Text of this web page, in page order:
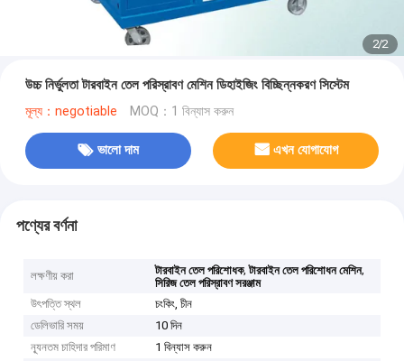
2/2
উচ্চ নির্ভুলতা টারবাইন তেল পরিস্রাবণ মেশিন ডিহাইজিং বিচ্ছিন্নকরণ সিস্টেম
মূল্য：negotiable MOQ：1 বিন্যাস করুন
ভালো দাম এখন যোগাযোগ
পণ্যের বর্ণনা
লক্ষণীয় করা টারবাইন তেল পরিশোধক,টারবাইন তেল পরিশোধন মেশিন,
সিরিজ তেল পরিস্রাবণ সরঞ্জাম
উৎপত্তি স্থল
চংকিং, চীন
ডেলিভারি সময়
10 দিন
ন্যূনতম চাহিদার পরিমাণ
1 বিন্যাস করুন